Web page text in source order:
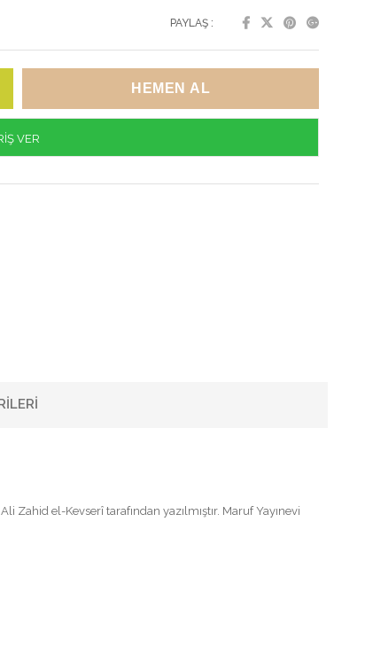
PAYLAŞ :
VER
el-Kevserî tarafından yazılmıştır. Maruf Yayınevi